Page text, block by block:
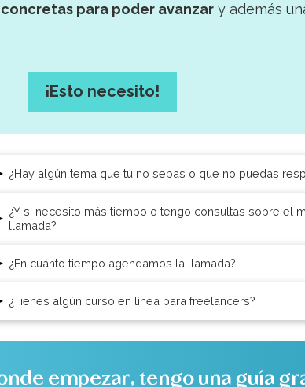
para poder avanzar y además
¡Esto necesito!
¿Hay algún tema que tú no sepas o que no puedas
¿Y si necesito más tiempo o tengo consultas sobre el
llamada?
¿En cuánto tiempo agendamos la llamada?
¿Tienes algún curso en línea para freelancers?
empezar, tengo una guía